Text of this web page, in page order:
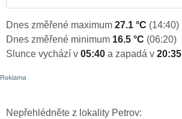
Dnes změřené maximum 27.1 °C (14:40)
Dnes změřené minimum 16.5 °C (06:20)
Slunce vychází v 05:40 a zapadá v 20:35
Nepřehlédněte z lokality Petrov: